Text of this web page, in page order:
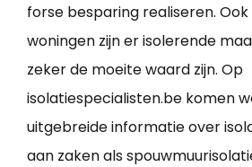
forse besparing realiseren.
woningen zijn er isolerende
zeker de moeite waard zijn. Op
isolatiespecialisten.be komen
uitgebreide informatie over
aan zaken als